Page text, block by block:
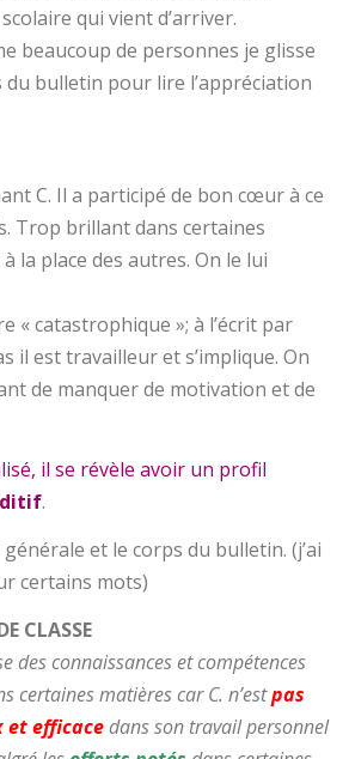
qui vient d’arriver.
beaucoup de personnes je glisse
bulletin pour lire l’appréciation
C. Il a participé de bon cœur à ce
Trop brillant dans certaines
la place des autres. On le lui
« catastrophique »; à l’écrit par
il est travailleur et s’implique. On
de manquer de motivation et de
il se révèle avoir un profil
.
et le corps du bulletin. (j’ai
certains mots)
CLASSE
des connaissances et compétences
certaines matières car C. n’estpas
et efficacedans son travail personnel